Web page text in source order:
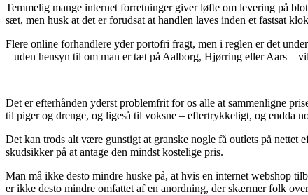
Temmelig mange internet forretninger giver løfte om levering på
sæt, men husk at det er forudsat at handlen laves inden et fastsat
Flere online forhandlere yder portofri fragt, men i reglen er det
– uden hensyn til om man er tæt på Aalborg, Hjørring eller Aars –
Det er efterhånden yderst problemfrit for os alle at sammenligne
til piger og drenge, og ligeså til voksne – eftertrykkeligt, og endda
Det kan trods alt være gunstigt at granske nogle få outlets på nettet
skudsikker på at antage den mindst kostelige pris.
Man må ikke desto mindre huske på, at hvis en internet webshop
er ikke desto mindre omfattet af en anordning, der skærmer folk